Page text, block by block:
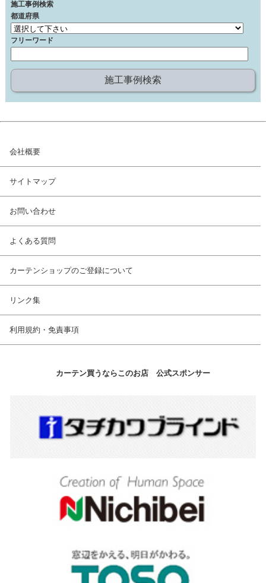
施工事例検索
都道府県
フリーワード
会社概要
サイトマップ
お問い合わせ
よくある質問
カーテンショップのご登録について
リンク集
利用規約・免責事項
カーテン買うならこのお店 公式スポンサー